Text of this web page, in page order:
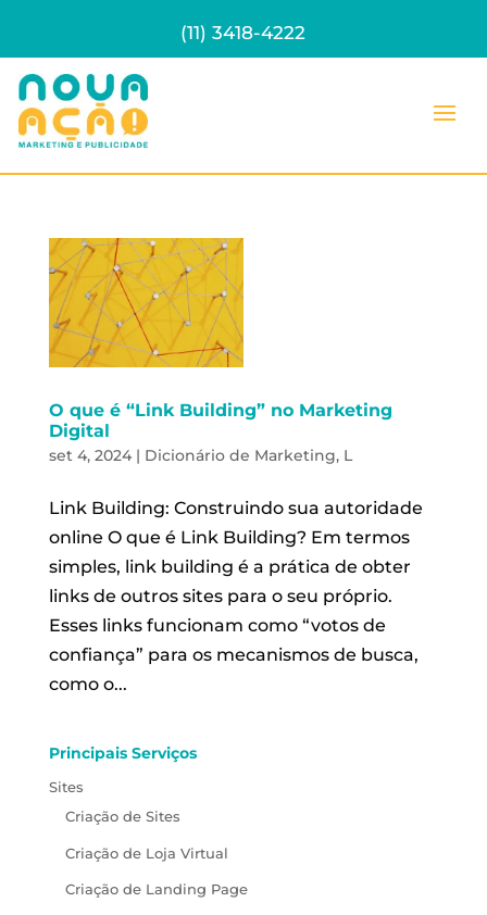
(11) 3418-4222
O que é “Link Building” no Marketing
Digital
set 4, 2024| Dicionário de Marketing, L
Link Building: Construindo sua autoridade
online O que é Link Building? Em termos
simples, link building é a prática de obter
links de outros sites para o seu próprio.
Esses links funcionam como “votos de
confiança” para os mecanismos de busca,
como o...
Principais Serviços
Sites
Criação de Sites
Criação de Loja Virtual
Criação de Landing Page